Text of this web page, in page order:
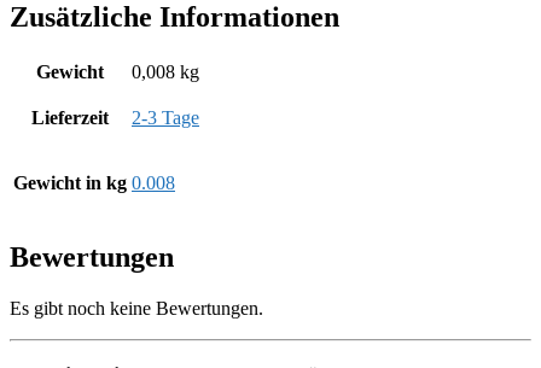
Zusätzliche Informationen
Gewicht 0,008 kg
Lieferzeit 2-3 Tage
Gewicht in kg 0.008
Bewertungen
Es gibt noch keine Bewertungen.